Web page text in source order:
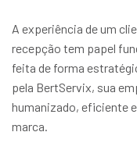
A experiência de um
recepção tem papel
feita de forma
pela BertServix, sua
humanizado, eficiente
marca.